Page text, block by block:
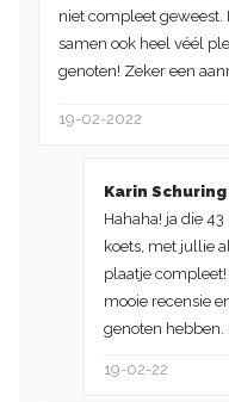
niet compleet
samen ook heel véél
genoten! Zeker een
19-02-2022
Karin Schuring
Hahaha! ja die
koets, met jullie
plaatje
mooie recensie
genoten hebben.
19-02-22